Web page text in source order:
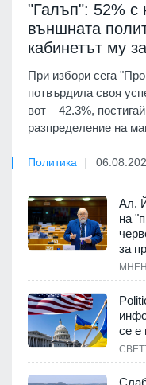
"Галъп": 52% с
външната
кабинетът му
При избори сега
потвърдила своя
вот – 42.3%,
разпределение на
Политика
Ал.
на
за
се е